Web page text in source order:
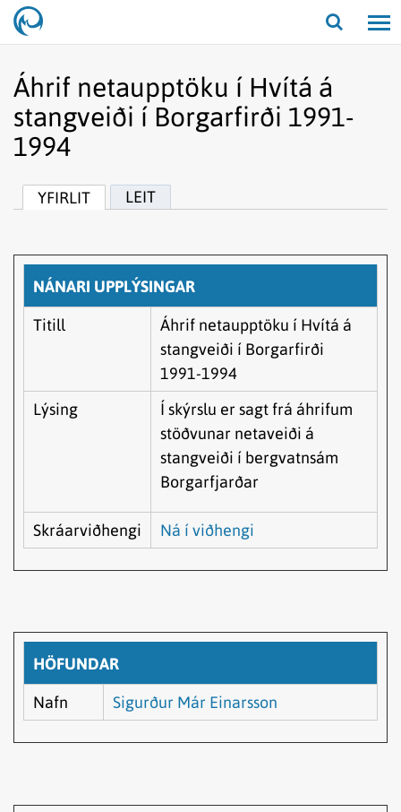
Opna/
Áhrif netaupptöku í Hvítá á
stangveiði í Borgarfirði 1991-
1994
YFIRLIT LEIT
NÁNARI UPPLÝSINGAR
Titill
Áhrif netaupptöku í Hvítá á
stangveiði í Borgarfirði
1991-1994
Lýsing
Í skýrslu er sagt frá áhrifum
stöðvunar netaveiði á
stangveiði í bergvatnsám
Borgarfjarðar
Skráarviðhengi Ná í viðhengi
HÖFUNDAR
Nafn Sigurður Már Einarsson